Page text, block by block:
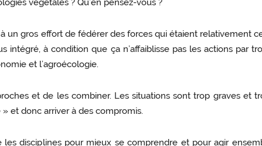
végétales ? Qu’en pensez-vous ?
un gros effort de fédérer des forces qui étaient relativement
intégré, à condition que ça n’affaiblisse pas les actions par
et l’agroécologie.
et de les combiner. Les situations sont trop graves et
et donc arriver à des compromis.
disciplines pour mieux se comprendre et pour agir